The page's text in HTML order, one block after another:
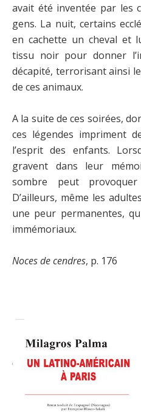
avait été inventée par les
gens. La nuit, certains
en cachette un cheval et
tissu noir pour donner
décapité, terrorisant ainsi
de ces animaux.
A la suite de ces soirées,
ces légendes impriment
l’esprit des enfants.
gravent dans leur
sombre peut
D’ailleurs, même les
une peur permanentes,
immémoriaux.
Noces de cendres, p. 176